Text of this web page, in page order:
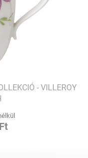
- VILLEROY